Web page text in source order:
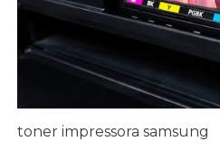
toner impressora samsung